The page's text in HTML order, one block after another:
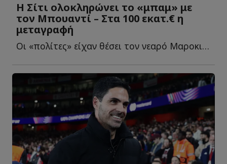
Η Σίτι ολοκληρώνει το «μπαμ» με
τον Μπουαντί – Στα 100 εκατ.€ η
μεταγραφή
Οι «πολίτες» είχαν θέσει τον νεαρό Μαροκινό στην κορυφή τ...